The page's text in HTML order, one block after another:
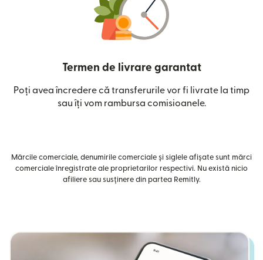
Termen de livrare garantat
Poți avea încredere că transferurile vor fi livrate la timp
sau îți vom rambursa comisioanele.
Mărcile comerciale, denumirile comerciale și siglele afișate sunt mărci
comerciale înregistrate ale proprietarilor respectivi. Nu există nicio
afiliere sau susținere din partea Remitly.